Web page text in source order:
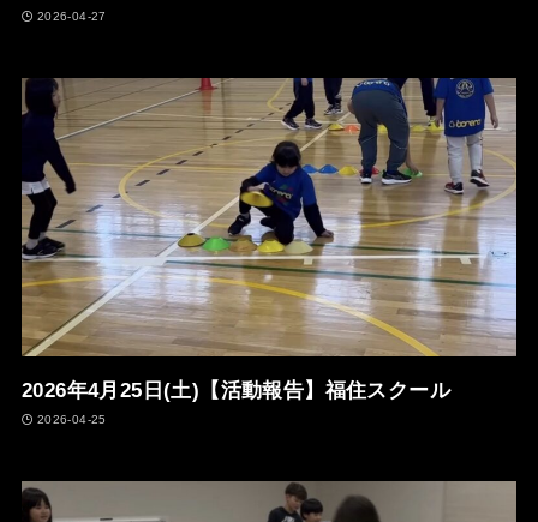
2026-04-27
2026年4月25日(土)【活動報告】福住スクール
2026-04-25